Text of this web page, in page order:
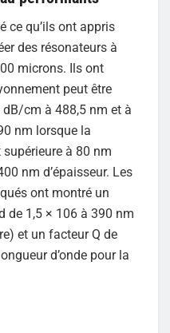
ce qu’ils ont appris
des résonateurs à
microns. Ils ont
peut être
cm à 488,5 nm et à
nm lorsque la
à 80 nm
nm d’épaisseur. Les
ont montré un
de 1,5 × 106 à 390 nm
et un facteur Q de
d’onde pour la